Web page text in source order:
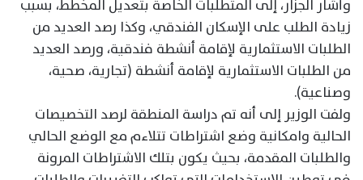
وأشار الجزار، إلى المتطلبات الخاصة بتعديل المخطط، بسبب
زيادة الطلب على الإسكان الفندقي، وكذا رصد العديد من
الطلبات الاستثمارية لإقامة أنشطة فندقية، ورصد العديد
من الطلبات الاستثمارية لإقامة أنشطة (تجارية، صحية،
وصناعية).
ولفت الوزير إلى أنه تم دراسة المنطقة لرصد التخصيصات
الحالية وامكانية وضع اشتراطات تتلاءم مع الوضع الحالي
والطلبات المقدمة، بحيث يكون بتلك الاشتراطات المرونة